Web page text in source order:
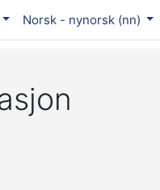
Norsk - nynorsk ‎(nn)‎